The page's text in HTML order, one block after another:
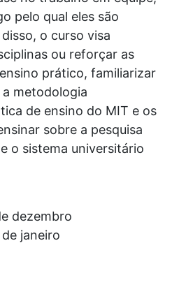
pelo qual eles são
o curso visa
ou reforçar as
prático, familiarizar
metodologia
de ensino do MIT e os
sobre a pesquisa
o sistema universitário
dezembro
janeiro